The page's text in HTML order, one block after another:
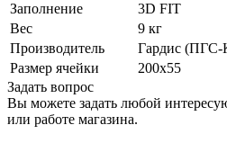
Заполнение
3D FIT
Вес
9 кг
Производитель
Гардис
Размер ячейки
200х55
Задать вопрос
Вы можете задать любой
или работе магазина.